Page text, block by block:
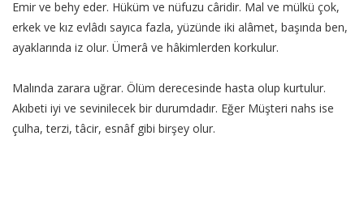
Emir ve behy eder. Hüküm ve nüfuzu câridir. Mal ve mülkü çok,
erkek ve kız evlâdı sayıca fazla, yüzünde iki alâmet, başında ben,
ayaklarında iz olur. Ümerâ ve hâkimlerden korkulur.
Malında zarara uğrar. Ölüm derecesinde hasta olup kurtulur.
Akıbeti iyi ve sevinilecek bir durumdadır. Eğer Müşteri nahs ise
çulha, terzi, tâcir, esnâf gibi birşey olur.